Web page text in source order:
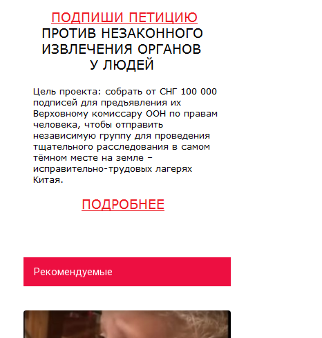
Рекомендуемые